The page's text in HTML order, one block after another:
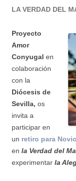
LA VERDAD DEL
Proyecto
Amor
Conyugal en
colaboración
con la
Diócesis de
Sevilla, os
invita a
participar en
un retiro para
en la Verdad del
experimentar la